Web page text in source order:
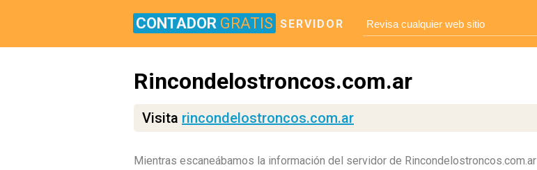
CONTADOR GRATIS SERVIDOR
Rincondelostroncos.com.ar
Visita rincondelostroncos.com.ar
Mientras escaneábamos la información del servidor de Rincondelostroncos.com.ar